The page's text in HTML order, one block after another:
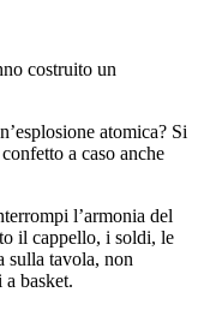
costruito un
atomica? Si
a caso anche
l’armonia del
il cappello, i soldi, le
sulla tavola, non
basket.